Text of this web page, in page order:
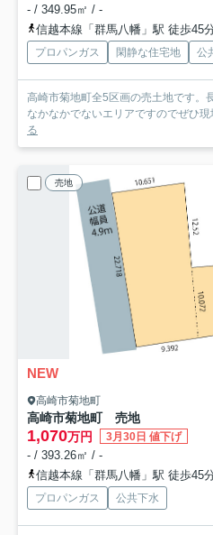
- / 349.95㎡ / -
信越本線「群馬八幡」駅 徒歩45
プロパンガス 閑静な住宅地 公
高崎市菊地町全5区画の売土地です。
なかなかでないエリアですのでぜひ現
る
売地
NEW
高崎市菊地町
高崎市菊地町 売地
1,070万円 3月30日 値下げ
- / 393.26㎡ / -
信越本線「群馬八幡」駅 徒歩45
プロパンガス 公共下水